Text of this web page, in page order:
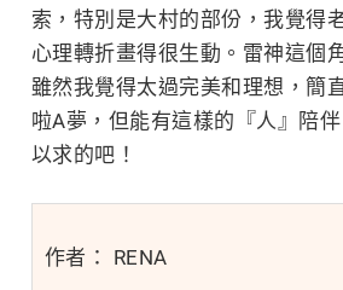
索，特別是大村的部份，我覺得
心理轉折畫得很生動。雷神這個
雖然我覺得太過完美和理想，簡
啦A夢，但能有這樣的『人』陪
以求的吧！
作者： RENA